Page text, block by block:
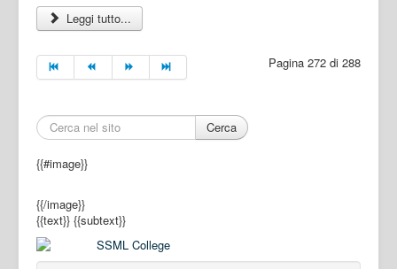
Leggi tutto...
Pagina 272 di 288
Cerca
{{#image}}
{{/image}}
{{text}} {{subtext}}